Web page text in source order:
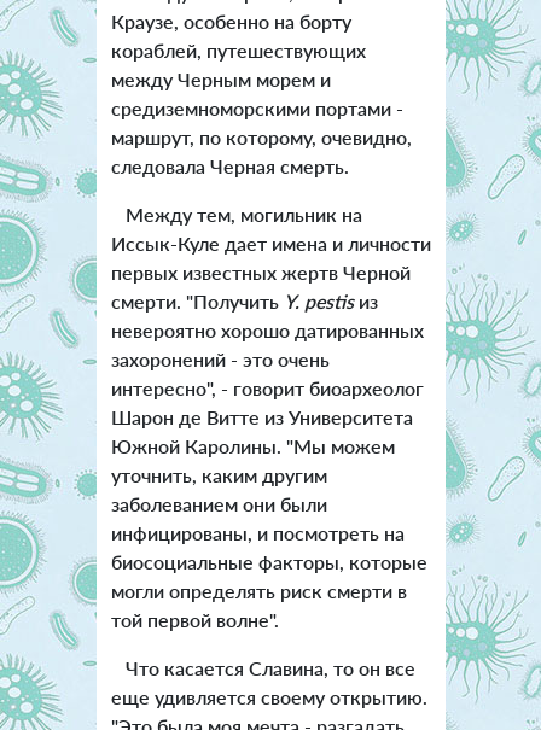
Краузе, особенно на борту
кораблей, путешествующих
между Черным морем и
средиземноморскими портами -
маршрут, по которому, очевидно,
следовала Черная смерть.
Между тем, могильник на
Иссык-Куле дает имена и личности
первых известных жертв Черной
смерти. "Получить Y. pestisиз
невероятно хорошо датированных
захоронений - это очень
интересно", - говорит биоархеолог
Шарон де Витте из Университета
Южной Каролины. "Мы можем
уточнить, каким другим
заболеванием они были
инфицированы, и посмотреть на
биосоциальные факторы, которые
могли определять риск смерти в
той первой волне".
Что касается Славина, то он все
еще удивляется своему открытию.